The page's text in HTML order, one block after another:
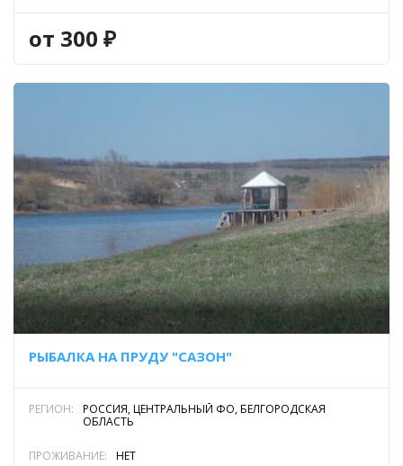
от 300 ₽
РЫБАЛКА НА ПРУДУ "САЗОН"
РЕГИОН:
РОССИЯ, ЦЕНТРАЛЬНЫЙ ФО, БЕЛГОРОДСКАЯ
ОБЛАСТЬ
ПРОЖИВАНИЕ:
НЕТ